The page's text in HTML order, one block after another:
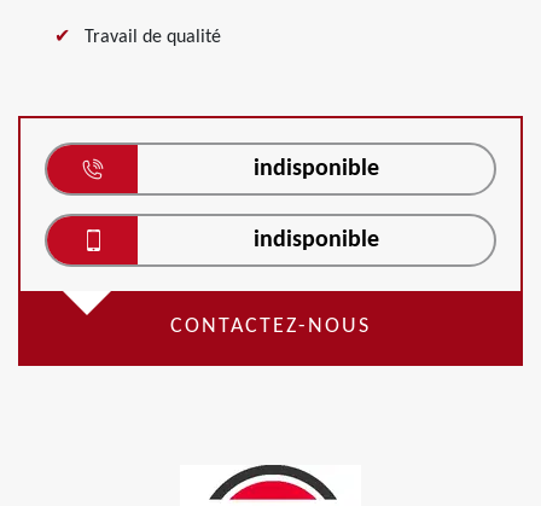
Travail de qualité
indisponible
indisponible
CONTACTEZ-NOUS